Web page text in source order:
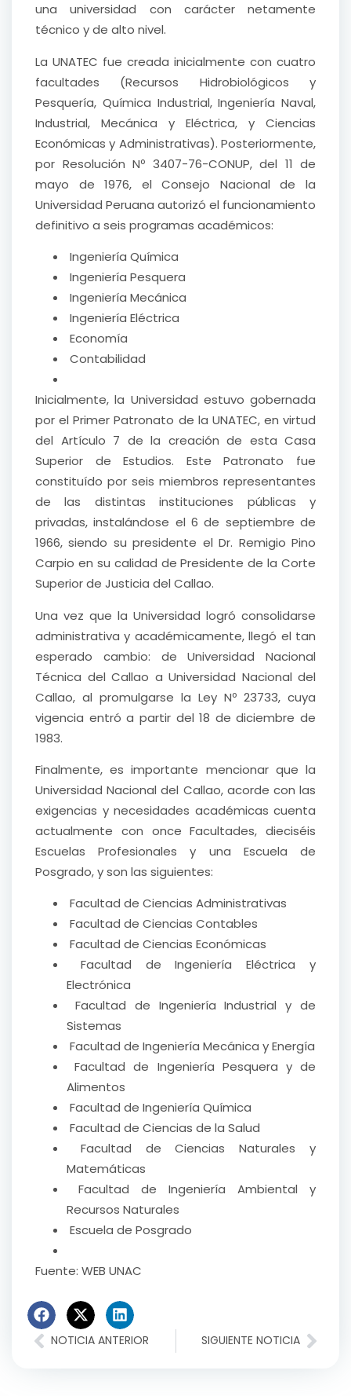
una universidad con carácter netamente
técnico y de alto nivel.
La UNATEC fue creada inicialmente con cuatro
facultades (Recursos Hidrobiológicos y
Pesquería, Química Industrial, Ingeniería Naval,
Industrial, Mecánica y Eléctrica, y Ciencias
Económicas y Administrativas). Posteriormente,
por Resolución Nº 3407-76-CONUP, del 11 de
mayo de 1976, el Consejo Nacional de la
Universidad Peruana autorizó el funcionamiento
definitivo a seis programas académicos:
Ingeniería Química
Ingeniería Pesquera
Ingeniería Mecánica
Ingeniería Eléctrica
Economía
Contabilidad
Inicialmente, la Universidad estuvo gobernada
por el Primer Patronato de la UNATEC, en virtud
del Artículo 7 de la creación de esta Casa
Superior de Estudios. Este Patronato fue
constituído por seis miembros representantes
de las distintas instituciones públicas y
privadas, instalándose el 6 de septiembre de
1966, siendo su presidente el Dr. Remigio Pino
Carpio en su calidad de Presidente de la Corte
Superior de Justicia del Callao.
Una vez que la Universidad logró consolidarse
administrativa y académicamente, llegó el tan
esperado cambio: de Universidad Nacional
Técnica del Callao a Universidad Nacional del
Callao, al promulgarse la Ley Nº 23733, cuya
vigencia entró a partir del 18 de diciembre de
1983.
Finalmente, es importante mencionar que la
Universidad Nacional del Callao, acorde con las
exigencias y necesidades académicas cuenta
actualmente con once Facultades, dieciséis
Escuelas Profesionales y una Escuela de
Posgrado, y son las siguientes:
Facultad de Ciencias Administrativas
Facultad de Ciencias Contables
Facultad de Ciencias Económicas
Facultad de Ingeniería Eléctrica y
Electrónica
Facultad de Ingeniería Industrial y de
Sistemas
Facultad de Ingeniería Mecánica y Energía
Facultad de Ingeniería Pesquera y de
Alimentos
Facultad de Ingeniería Química
Facultad de Ciencias de la Salud
Facultad de Ciencias Naturales y
Matemáticas
Facultad de Ingeniería Ambiental y
Recursos Naturales
Escuela de Posgrado
Fuente: WEB UNAC
NOTICIA ANTERIOR SIGUIENTE NOTICIA